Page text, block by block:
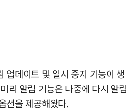
업데이트 및 일시 중지 기능이 생
리 알림 기능은 나중에 다시 알림
션을 제공해왔다.